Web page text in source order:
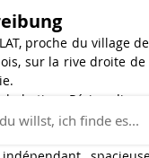
proche du village
sur la rive droite de
batisse
pour 2/4 personnes
lit en 160, 1 salle
willst, ich finde es...